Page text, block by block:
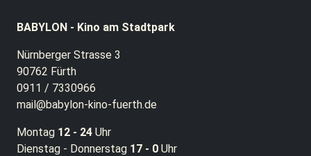
BABYLON - Kino am Stadtpark
Nürnberger Strasse 3
90762 Fürth
0911 / 7330966
mail@babylon-kino-fuerth.de
Montag 12 - 24 Uhr
Dienstag - Donnerstag 17 - 0 Uhr